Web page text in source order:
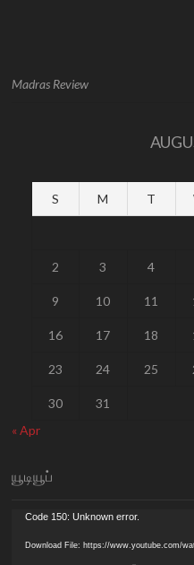
Madras Review
S M T
2 3 4
9 10 11
16 17 18
23 24 25
30
31
« Apr
யூடியூப்
Video
Code 150: Unknown error.
Download File: https://www.youtube.com/